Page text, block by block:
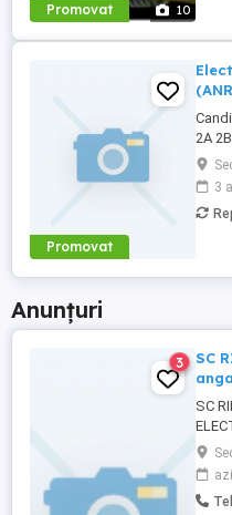
Promovat 10
Promovat
2A
auto
3
Anunțuri
3
SC
SC
1.